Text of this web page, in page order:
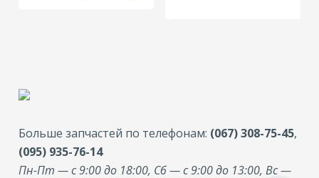
Больше запчастей по телефонам: (067) 308-75-45,
(095) 935-76-14
Пн-Пт — с 9:00 до 18:00, Сб — с 9:00 до 13:00, Вс —